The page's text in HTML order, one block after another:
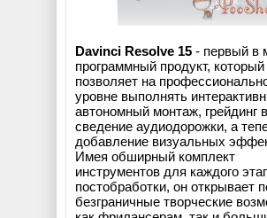
Davinci Resolve 15 - первый в
программный продукт, который
позволяет на
уровне выполнять
автономный монтаж, грейдинг
сведение аудиодорожки, а
добавление визуальных
Имея обширный комплект
инструментов для каждого
постобработки, он открывает
безграничные творческие